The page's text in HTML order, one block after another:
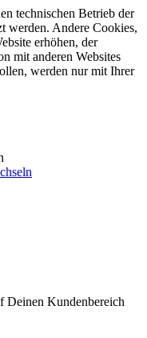
technischen Betrieb der
werden. Andere Cookies,
erhöhen, der
mit anderen Websites
werden nur mit Ihrer
Deinen Kundenbereich